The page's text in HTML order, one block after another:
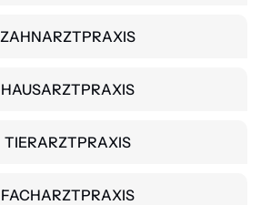
ZAHNARZTPRAXIS
HAUSARZTPRAXIS
TIERARZTPRAXIS
FACHARZTPRAXIS